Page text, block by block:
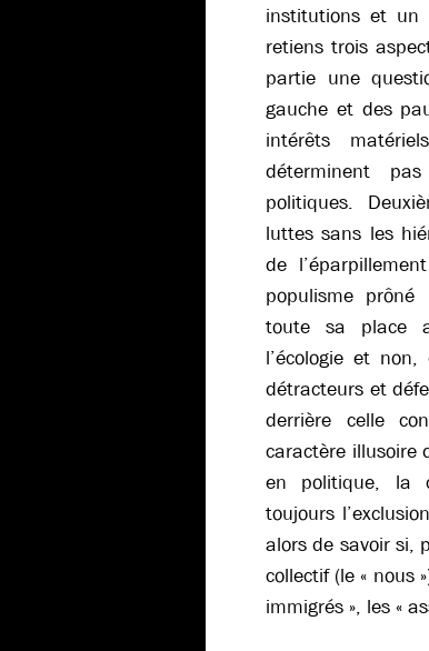
institutions et un
retiens trois
partie une
gauche et des
intérêts
déterminent
politiques.
luttes sans les
de
populisme
toute sa place
l’écologie et
détracteurs et
derrière celle
caractère illusoire
en politique, la
toujours
alors de savoir si,
collectif (le « nous
immigrés », les «